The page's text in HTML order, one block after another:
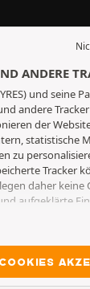
ANDERE
und seine
andere
der
statistische
zu
Tracker
daher keine
aufgeklärte
von 6
Sie haben
Hinterlegung
COOKIES